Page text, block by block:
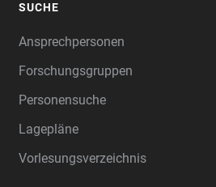
SUCHE
Ansprechpersonen
Forschungsgruppen
Personensuche
Lagepläne
Vorlesungsverzeichnis